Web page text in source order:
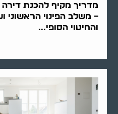
– משלב הפינוי הראשוני
והחיטוי הסופי...